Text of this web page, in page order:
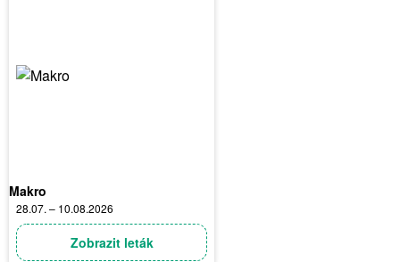
Makro
28.07. – 10.08.2026
Zobrazit leták